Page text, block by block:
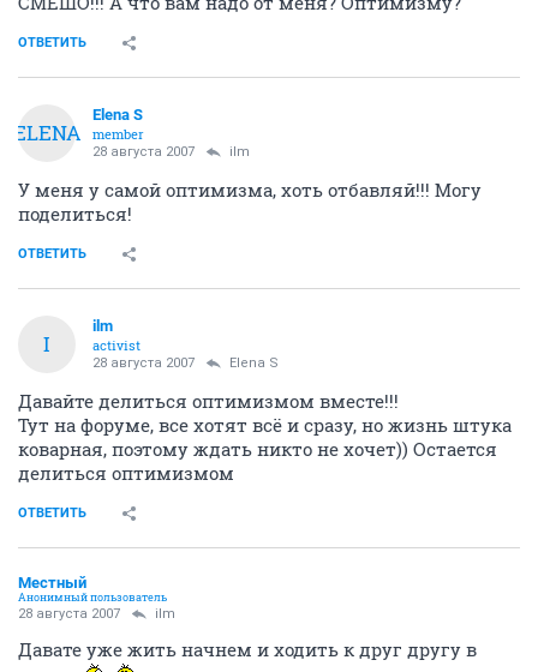
ОТВЕТИТЬ
ELENA
Elena S
member
28 августа 2007 ilm
У меня у самой оптимизма, хоть отбавляй!!! Могу
поделиться!
ОТВЕТИТЬ
I
ilm
activist
28 августа 2007 Elena S
Давайте делиться оптимизмом вместе!!!
Тут на форуме, все хотят всё и сразу, но жизнь штука
коварная, поэтому ждать никто не хочет)) Остается
делиться оптимизмом
ОТВЕТИТЬ
Местный
Анонимный пользователь
28 августа 2007 ilm
Давате уже жить начнем и ходить к друг другу в